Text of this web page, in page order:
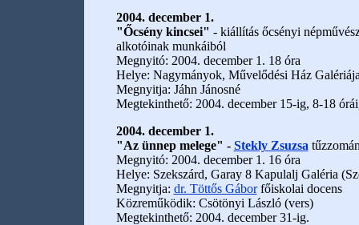
2004. december 1.
"Őcsény kincsei" - kiállítás őcsényi
alkotóinak munkáiból
Megnyitó: 2004. december 1. 18 óra
Helye: Nagymányok, Művelődési Ház
Megnyitja: Jáhn Jánosné
Megtekinthető: 2004. december 15-ig, 8-18
2004. december 1.
"Az ünnep melege" - Stekly Zsuzsa
Megnyitó: 2004. december 1. 16 óra
Helye: Szekszárd, Garay 8 Kapulalj Galéria
Megnyitja: dr. Töttős Gáborfőiskolai docens
Közreműködik: Csötönyi László (vers)
Megtekinthető: 2004. december 31-ig.